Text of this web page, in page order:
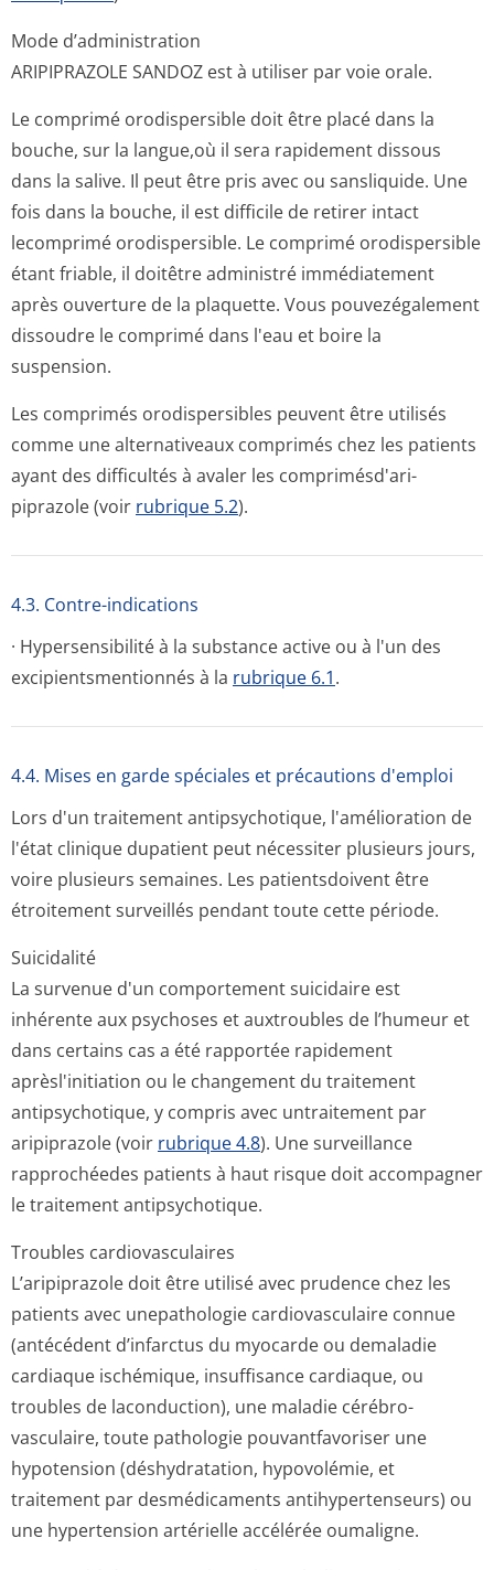
Mode d’administration
ARIPIPRAZOLE SANDOZ est à utiliser par voie orale.
Le comprimé orodispersible doit être placé dans la
bouche, sur la langue,où il sera rapidement dissous
dans la salive. Il peut être pris avec ou sansliquide. Une
fois dans la bouche, il est difficile de retirer intact
lecomprimé orodispersible. Le comprimé orodispersible
étant friable, il doitêtre administré immédiatement
après ouverture de la plaquette. Vous pouvezégalement
dissoudre le comprimé dans l'eau et boire la
suspension.
Les comprimés orodispersibles peuvent être utilisés
comme une alternativeaux comprimés chez les patients
ayant des difficultés à avaler les comprimésd'ari­
piprazole (voir rubrique 5.2).
4.3. Contre-indications
· Hypersensibilité à la substance active ou à l'un des
excipientsmen­tionnés à la rubrique 6.1.
4.4. Mises en garde spéciales et précautions d'emploi
Lors d'un traitement antipsychotique, l'amélioration de
l'état clinique dupatient peut nécessiter plusieurs jours,
voire plusieurs semaines. Les patientsdoivent être
étroitement surveillés pendant toute cette période.
Suicidalité
La survenue d'un comportement suicidaire est
inhérente aux psychoses et auxtroubles de l’humeur et
dans certains cas a été rapportée rapidement
aprèsl'initiation ou le changement du traitement
antipsychotique, y compris avec untraitement par
aripiprazole (voir rubrique 4.8). Une surveillance
rapprochéedes patients à haut risque doit accompagner
le traitement antipsychotique.
Troubles cardiovasculaires
L’aripiprazole doit être utilisé avec prudence chez les
patients avec unepathologie cardiovasculaire connue
(antécédent d’infarctus du myocarde ou demaladie
cardiaque ischémique, insuffisance cardiaque, ou
troubles de laconduction), une maladie cérébro-
vasculaire, toute pathologie pouvantfavoriser une
hypotension (déshydratation, hypovolémie, et
traitement par desmédicaments antihypertenseurs) ou
une hypertension artérielle accélérée oumaligne.